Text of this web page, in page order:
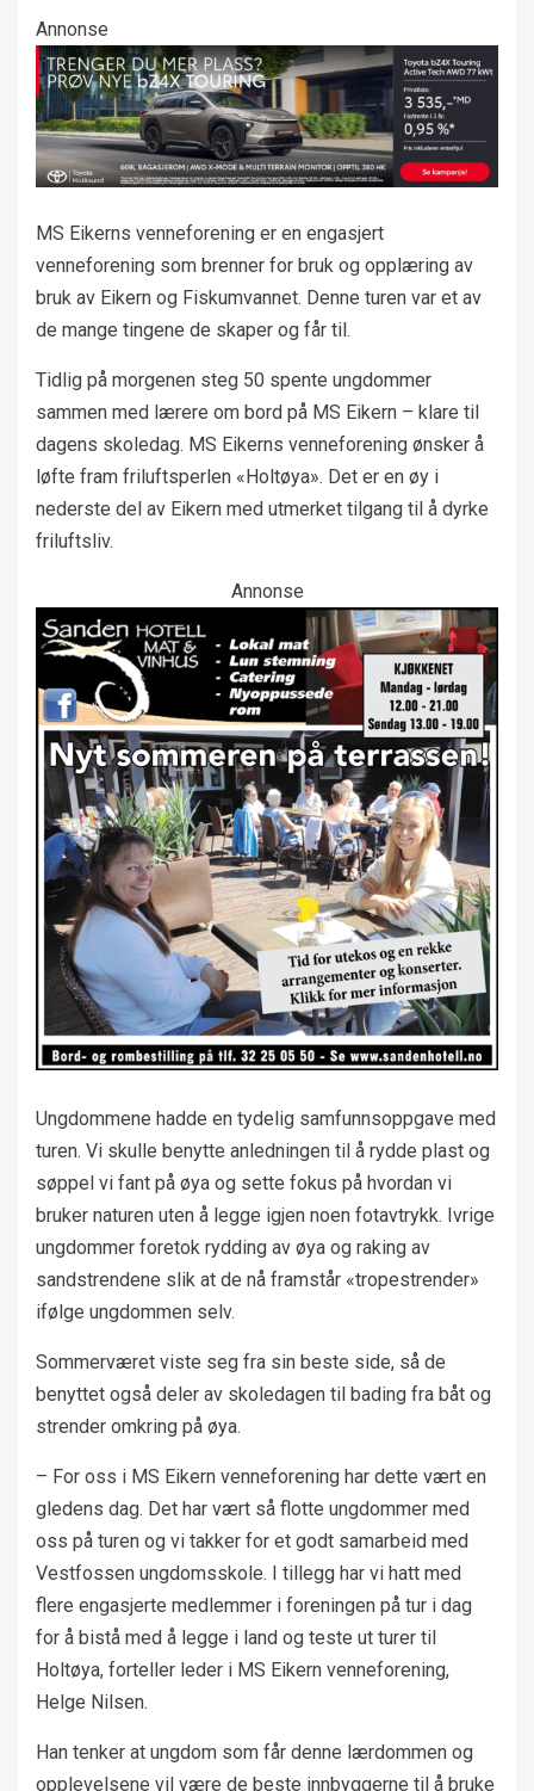
Annonse
MS Eikerns venneforening er en engasjert
venneforening som brenner for bruk og opplæring av
bruk av Eikern og Fiskumvannet. Denne turen var et av
de mange tingene de skaper og får til.
Tidlig på morgenen steg 50 spente ungdommer
sammen med lærere om bord på MS Eikern – klare til
dagens skoledag. MS Eikerns venneforening ønsker å
løfte fram friluftsperlen «Holtøya». Det er en øy i
nederste del av Eikern med utmerket tilgang til å dyrke
friluftsliv.
Annonse
Ungdommene hadde en tydelig samfunnsoppgave med
turen. Vi skulle benytte anledningen til å rydde plast og
søppel vi fant på øya og sette fokus på hvordan vi
bruker naturen uten å legge igjen noen fotavtrykk. Ivrige
ungdommer foretok rydding av øya og raking av
sandstrendene slik at de nå framstår «tropestrender»
ifølge ungdommen selv.
Sommerværet viste seg fra sin beste side, så de
benyttet også deler av skoledagen til bading fra båt og
strender omkring på øya.
– For oss i MS Eikern venneforening har dette vært en
gledens dag. Det har vært så flotte ungdommer med
oss på turen og vi takker for et godt samarbeid med
Vestfossen ungdomsskole. I tillegg har vi hatt med
flere engasjerte medlemmer i foreningen på tur i dag
for å bistå med å legge i land og teste ut turer til
Holtøya, forteller leder i MS Eikern venneforening,
Helge Nilsen.
Han tenker at ungdom som får denne lærdommen og
opplevelsene vil være de beste innbyggerne til å bruke